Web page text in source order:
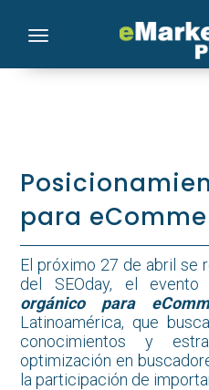
Toggle navigation
para
El próximo 27 de abril se
del SEOday, el
orgánico para
Latinoamérica, que
conocimientos y
optimización en
la participación de